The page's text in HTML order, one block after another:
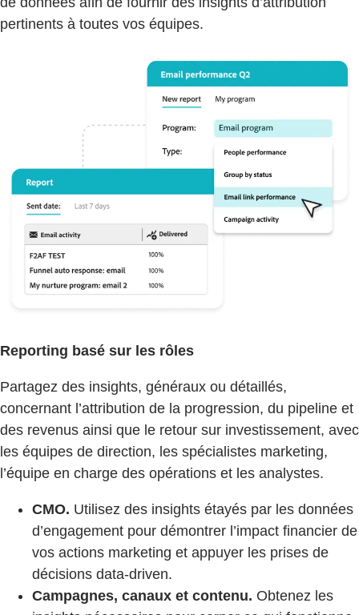
pertinents à toutes vos équipes.
Reporting basé sur les rôles
Partagez des insights, généraux ou détaillés,
concernant l’attribution de la progression, du pipeline et
des revenus ainsi que le retour sur investissement, avec
les équipes de direction, les spécialistes marketing,
l’équipe en charge des opérations et les analystes.
CMO. Utilisez des insights étayés par les données
d’engagement pour démontrer l’impact financier de
vos actions marketing et appuyer les prises de
décisions data-driven.
Campagnes, canaux et contenu. Obtenez les